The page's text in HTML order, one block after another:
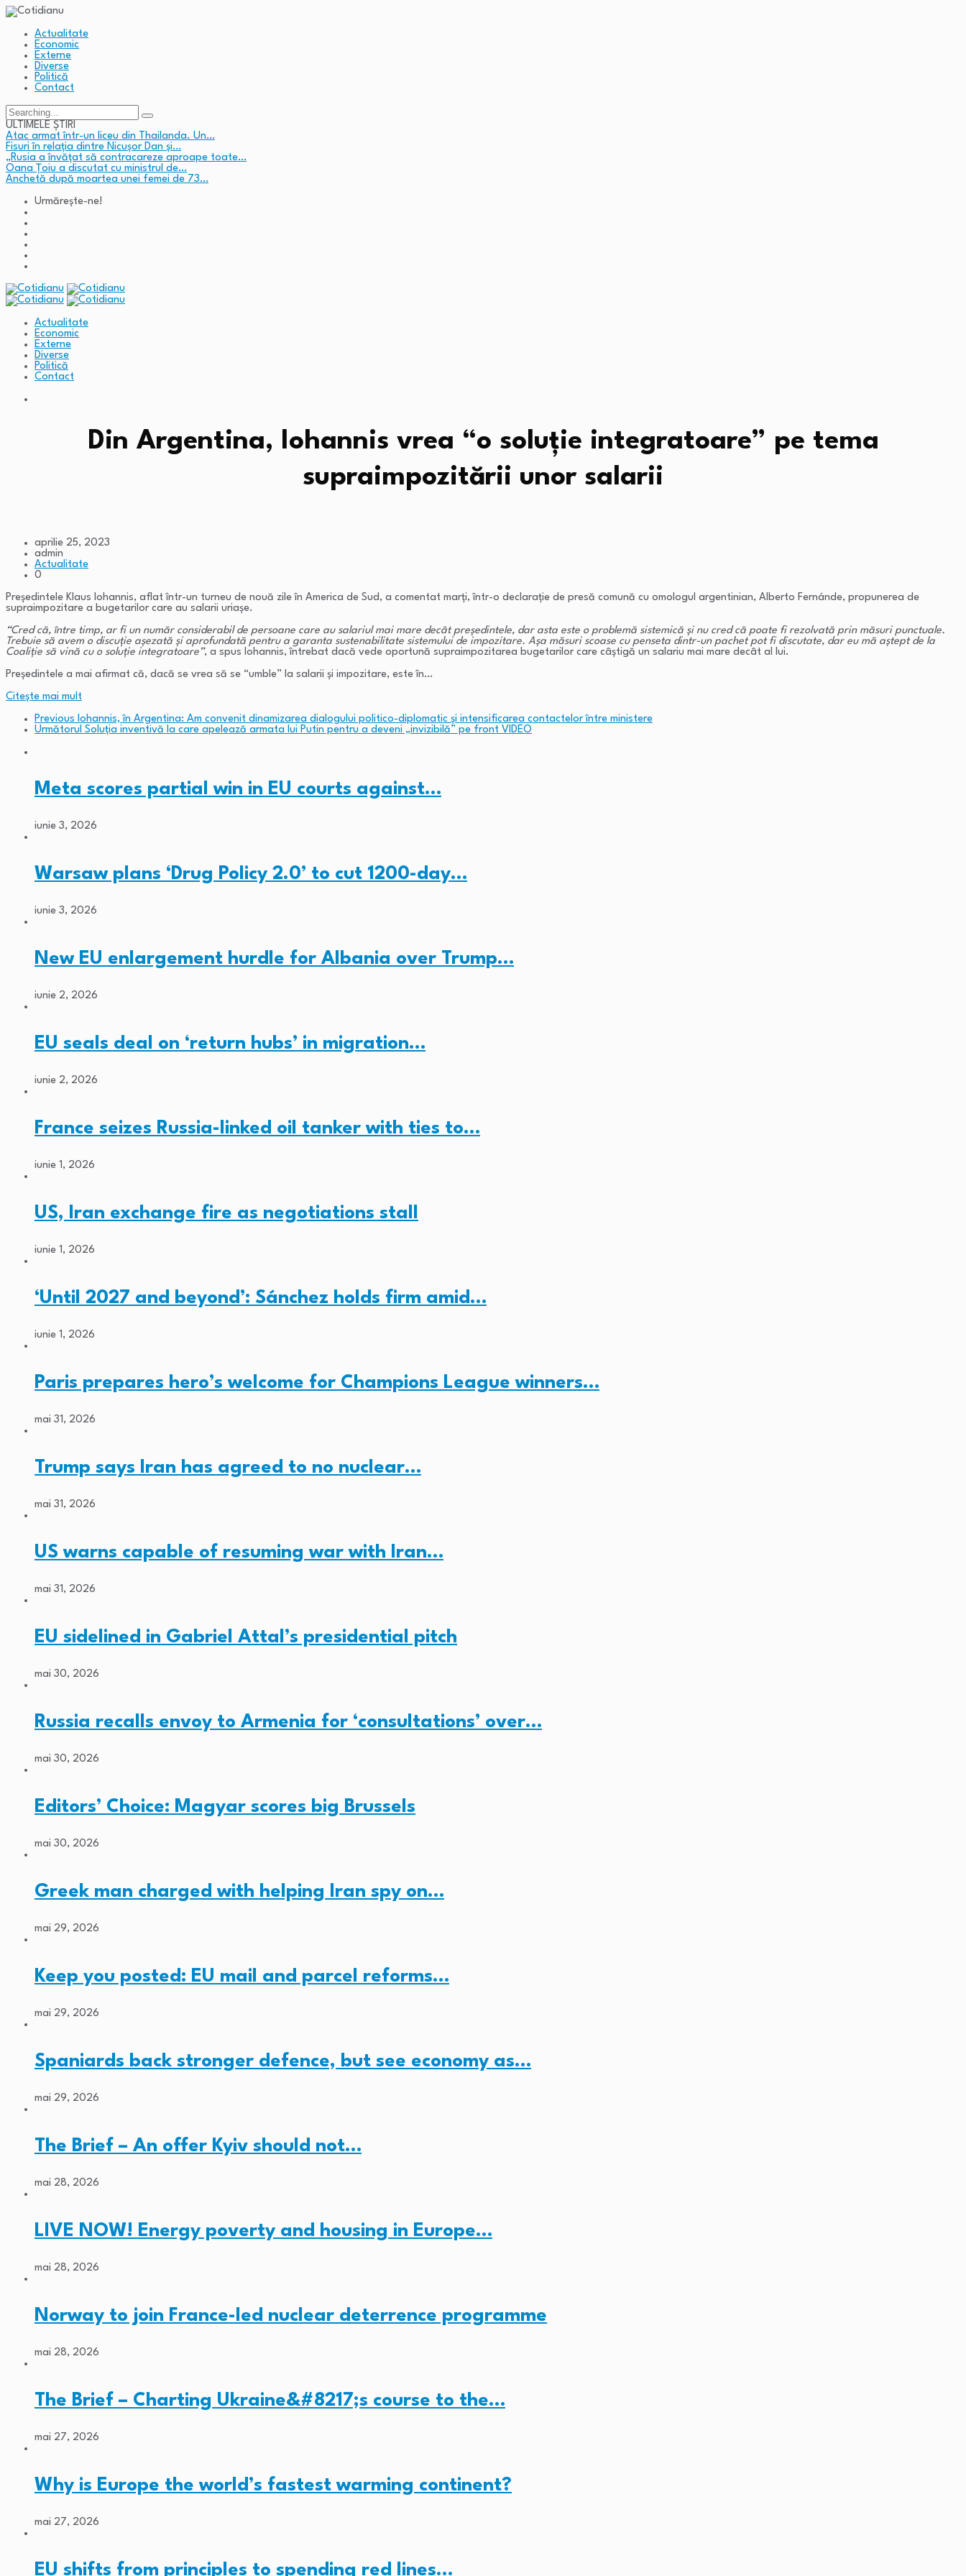
Actualitate
Economic
Externe
Diverse
Politică
Contact
Search
for:
ULTIMELE ȘTIRI
Atac armat într-un liceu din Thailanda. Un…
Fisuri în relația dintre Nicușor Dan și…
„Rusia a învățat să contracareze aproape toate…
Oana Țoiu a discutat cu ministrul de…
Anchetă după moartea unei femei de 73…
Urmărește-ne!
Actualitate
Economic
Externe
Diverse
Politică
Contact
Din Argentina, Iohannis vrea “o soluție integratoare” pe tema
supraimpozitării unor salarii
aprilie 25, 2023
admin
Actualitate
0
Președintele Klaus Iohannis, aflat într-un turneu de nouă zile în America de Sud, a comentat marți, într-o declarație de presă comună cu omologul argentinian, Alberto Fernánde, propunerea de
supraimpozitare a bugetarilor care au salarii uriașe.
“Cred că, între timp, ar fi un număr considerabil de persoane care au salariul mai mare decât președintele, dar asta este o problemă sistemică și nu cred că poate fi rezolvată prin măsuri punctuale.
Trebuie să avem o discuție așezată și aprofundată pentru a garanta sustenabilitate sistemului de impozitare. Așa măsuri scoase cu penseta dintr-un pachet pot fi discutate, dar eu mă aștept de la
Coaliție să vină cu o soluție integratoare”, a spus Iohannis, întrebat dacă vede oportună supraimpozitarea bugetarilor care câștigă un salariu mai mare decât al lui.
Președintele a mai afirmat că, dacă se vrea să se “umble” la salarii și impozitare, este în…
Citeşte mai mult
Previous Iohannis, în Argentina: Am convenit dinamizarea dialogului politico-diplomatic și intensificarea contactelor între ministere
Următorul Soluția inventivă la care apelează armata lui Putin pentru a deveni „invizibilă” pe front VIDEO
Meta scores partial win in EU courts against…
iunie 3, 2026
Warsaw plans ‘Drug Policy 2.0’ to cut 1200-day…
iunie 3, 2026
New EU enlargement hurdle for Albania over Trump…
iunie 2, 2026
EU seals deal on ‘return hubs’ in migration…
iunie 2, 2026
France seizes Russia-linked oil tanker with ties to…
iunie 1, 2026
US, Iran exchange fire as negotiations stall
iunie 1, 2026
‘Until 2027 and beyond’: Sánchez holds firm amid…
iunie 1, 2026
Paris prepares hero’s welcome for Champions League winners…
mai 31, 2026
Trump says Iran has agreed to no nuclear…
mai 31, 2026
US warns capable of resuming war with Iran…
mai 31, 2026
EU sidelined in Gabriel Attal’s presidential pitch
mai 30, 2026
Russia recalls envoy to Armenia for ‘consultations’ over…
mai 30, 2026
Editors’ Choice: Magyar scores big Brussels
mai 30, 2026
Greek man charged with helping Iran spy on…
mai 29, 2026
Keep you posted: EU mail and parcel reforms…
mai 29, 2026
Spaniards back stronger defence, but see economy as…
mai 29, 2026
The Brief – An offer Kyiv should not…
mai 28, 2026
LIVE NOW! Energy poverty and housing in Europe…
mai 28, 2026
Norway to join France-led nuclear deterrence programme
mai 28, 2026
The Brief – Charting Ukraine&#8217;s course to the…
mai 27, 2026
Why is Europe the world’s fastest warming continent?
mai 27, 2026
EU shifts from principles to spending red lines…